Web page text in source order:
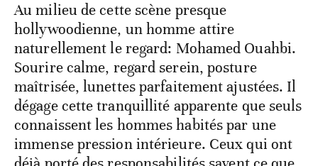
Au milieu de cette scène presque
hollywoodienne, un homme attire
naturellement le regard: Mohamed Ouahbi.
Sourire calme, regard serein, posture
maîtrisée, lunettes parfaitement ajustées. Il
dégage cette tranquillité apparente que seuls
connaissent les hommes habités par une
immense pression intérieure. Ceux qui ont